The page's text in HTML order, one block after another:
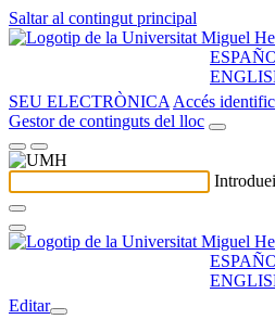
Saltar al contingut principal
SEU ELECTRÒNICA Accés
Gestor de continguts del lloc
Editar